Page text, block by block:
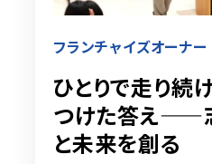
フランチャイズオーナー
ひとりで走り続
つけた答え——
と未来を創る